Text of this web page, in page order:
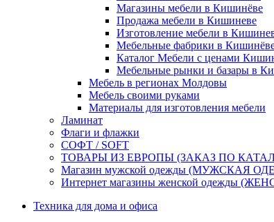
Магазины мебели в Кишинёве
Продажа мебели в Кишиневе
Изготовление мебели в
Мебельные фабрики в
Каталог Мебели с ценами
Мебельные рынки и базары в
Мебель в регионах Молдовы
Мебель своими руками
Материалы для изготовления мебели
Ламинат
Флаги и флажки
СОФТ / SOFT
ТОВАРЫ ИЗ ЕВРОПЫ (ЗАКАЗ ПО
Магазин мужской одежды (МУЖСКАЯ
Интернет магазины женской одежды
Техника для дома и офиса